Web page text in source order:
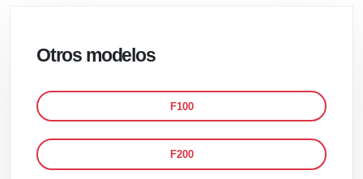
Otros modelos
F100
F200